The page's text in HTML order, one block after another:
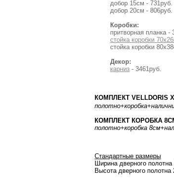
добор 15см - 731руб.
добор 20см - 806руб.
Коробки:
притворная планка -
стойка коробки
стойка коробки
Декор:
карниз - 3461руб.
КОМПЛЕКТ VELLDORIS
полотно+коробка
КОМПЛЕКТ КОРОБКА
полотно+коробка 8см
Стандартные размеры
Ширина дверного
Высота дверного полотна